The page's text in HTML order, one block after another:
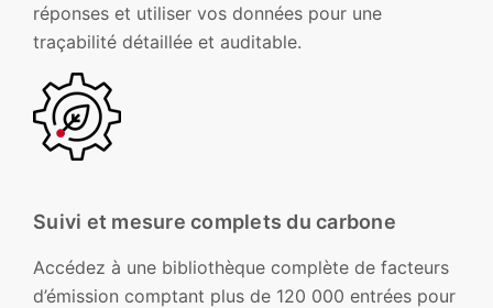
réponses et utiliser vos données pour une
traçabilité détaillée et auditable.
Suivi et mesure complets du carbone
Accédez à une bibliothèque complète de facteurs
d’émission comptant plus de 120 000 entrées pour